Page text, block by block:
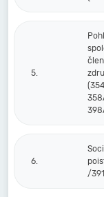
5.
6.
/